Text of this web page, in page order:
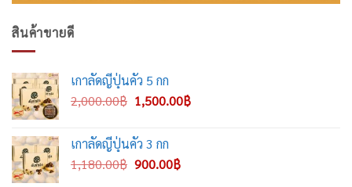
สินค้าขายดี
เกาลัดญี่ปุ่นคั่ว 5 กก
2,000.00฿ Original
was:
2,000.00฿.
1,500.00฿Current
เกาลัดญี่ปุ่นคั่ว 3 กก
1,180.00฿ Original
900.00฿Current